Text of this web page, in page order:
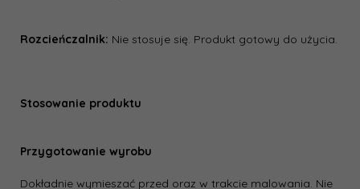
Rozcieńczalnik: Nie stosuje się. Produkt gotowy do użycia.
Stosowanie produktu
Przygotowanie wyrobu
Dokładnie wymieszać przed oraz w trakcie malowania. Nie